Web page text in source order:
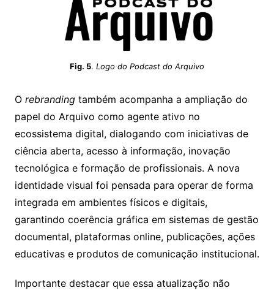
Fig. 5. Logo do Podcast do Arquivo
O rebranding também acompanha a ampliação do
papel do Arquivo como agente ativo no
ecossistema digital, dialogando com iniciativas de
ciência aberta, acesso à informação, inovação
tecnológica e formação de profissionais. A nova
identidade visual foi pensada para operar de forma
integrada em ambientes físicos e digitais,
garantindo coerência gráfica em sistemas de gestão
documental, plataformas online, publicações, ações
educativas e produtos de comunicação institucional.
Importante destacar que essa atualização não